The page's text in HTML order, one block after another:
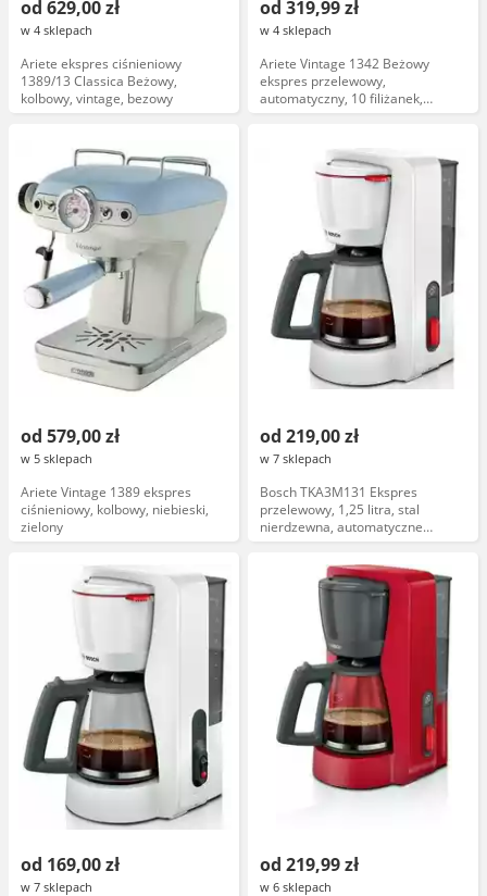
od 629,00 zł
w 4 sklepach
Ariete ekspres ciśnieniowy
1389/13 Classica Beżowy,
kolbowy, vintage, bezowy
od 319,99 zł
w 4 sklepach
Ariete Vintage 1342 Beżowy
ekspres przelewowy,
automatyczny, 10 filiżanek,
stalowe sitko
od 579,00 zł
w 5 sklepach
Ariete Vintage 1389 ekspres
ciśnieniowy, kolbowy, niebieski,
zielony
od 219,00 zł
w 7 sklepach
Bosch TKA3M131 Ekspres
przelewowy, 1,25 litra, stal
nierdzewna, automatyczne
wyłączanie, filtr wielokrotnego
od 169,00 zł
w 7 sklepach
od 219,99 zł
w 6 sklepach